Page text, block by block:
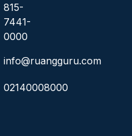
815-
7441-
0000
info@ruangguru.com
02140008000